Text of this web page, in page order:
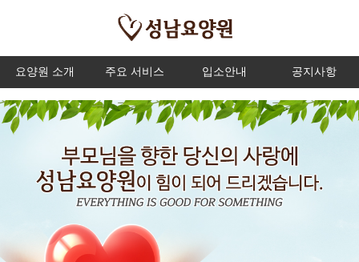
요양원 소개 주요 서비스 입소안내 공지사항